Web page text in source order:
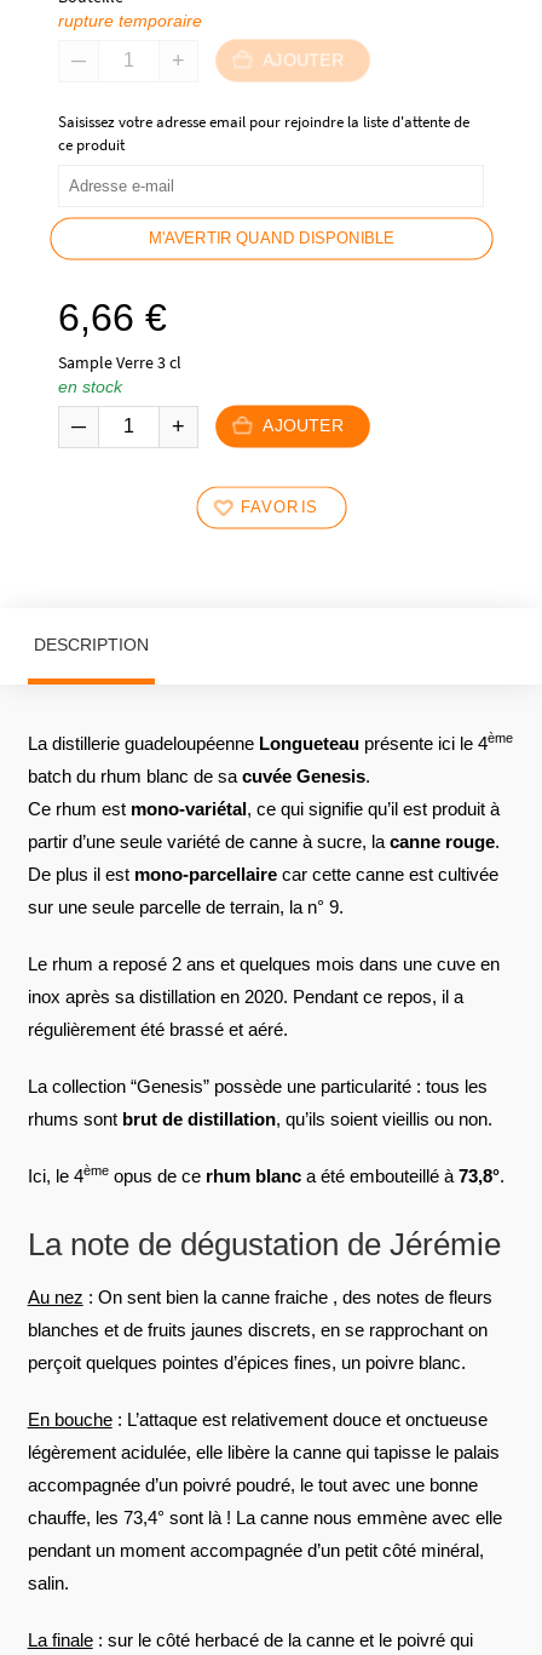
rupture temporaire
AJOUTER
Saisissez votre adresse email pour rejoindre la liste d'attente de
ce produit
M'AVERTIR QUAND DISPONIBLE
6,66 €
Sample Verre 3 cl
en stock
AJOUTER
FAVORIS
DESCRIPTION
La distillerie guadeloupéenne Longueteauprésente ici le 4ème
batch du rhum blanc de sa cuvée Genesis.
Ce rhum est mono-variétal, ce qui signifie qu’il est produit à
partir d’une seule variété de canne à sucre, la canne rouge.
De plus il est mono-parcellairecar cette canne est cultivée
sur une seule parcelle de terrain, la n° 9.
Le rhum a reposé 2 ans et quelques mois dans une cuve en
inox après sa distillation en 2020. Pendant ce repos, il a
régulièrement été brassé et aéré.
La collection “Genesis” possède une particularité : tous les
rhums sont brut de distillation, qu’ils soient vieillis ou non.
Ici, le 4èmeopus de ce rhum blanca été embouteillé à 73,8°.
La note de dégustation de Jérémie
Au nez : On sent bien la canne fraiche , des notes de fleurs
blanches et de fruits jaunes discrets, en se rapprochant on
perçoit quelques pointes d’épices fines, un poivre blanc.
En bouche: L’attaque est relativement douce et onctueuse
légèrement acidulée, elle libère la canne qui tapisse le palais
accompagnée d’un poivré poudré, le tout avec une bonne
chauffe, les 73,4° sont là ! La canne nous emmène avec elle
pendant un moment accompagnée d’un petit côté minéral,
salin.
La finale: sur le côté herbacé de la canne et le poivré qui